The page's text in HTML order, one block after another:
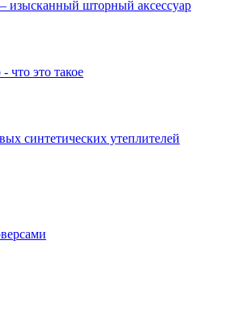
изысканный шторный аксессуар
что это такое
синтетических утеплителей